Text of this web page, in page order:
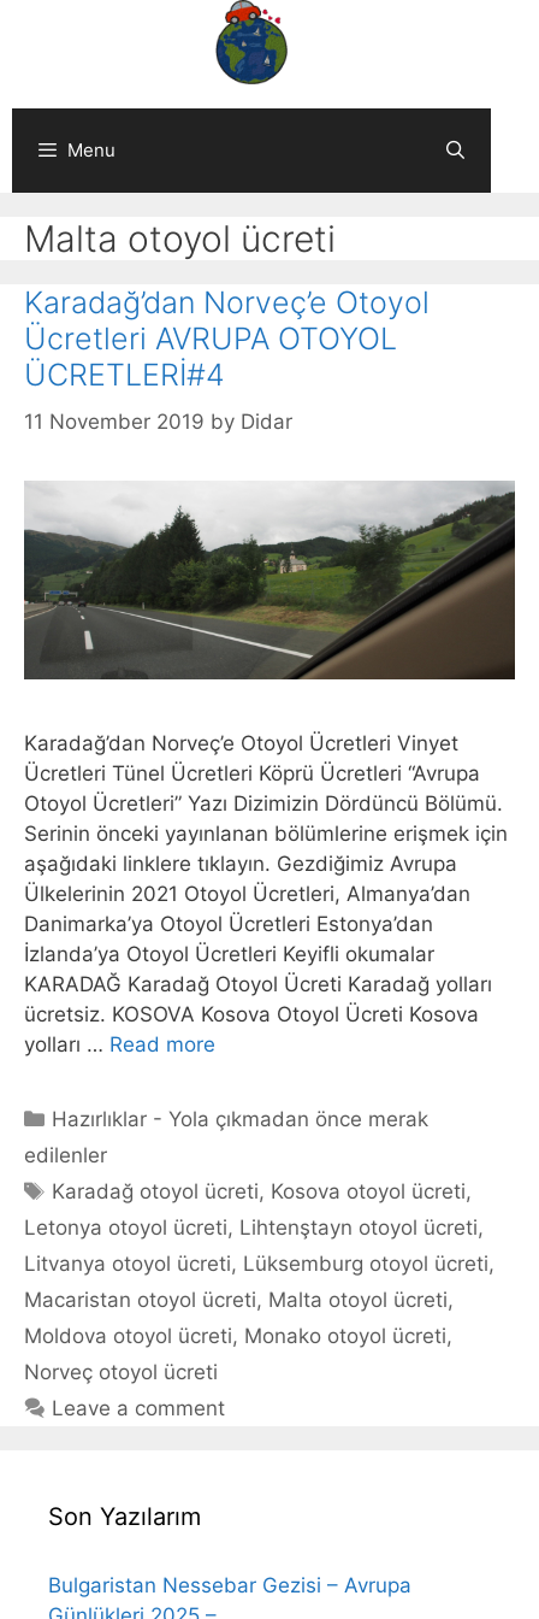
Menu
Malta otoyol ücreti
Karadağ’dan Norveç’e Otoyol
Ücretleri AVRUPA OTOYOL
ÜCRETLERİ#4
11 November 2019 by Didar
Karadağ’dan Norveç’e Otoyol Ücretleri Vinyet
Ücretleri Tünel Ücretleri Köprü Ücretleri “Avrupa
Otoyol Ücretleri” Yazı Dizimizin Dördüncü Bölümü.
Serinin önceki yayınlanan bölümlerine erişmek için
aşağıdaki linklere tıklayın. Gezdiğimiz Avrupa
Ülkelerinin 2021 Otoyol Ücretleri, Almanya’dan
Danimarka’ya Otoyol Ücretleri Estonya’dan
İzlanda’ya Otoyol Ücretleri Keyifli okumalar
KARADAĞ Karadağ Otoyol Ücreti Karadağ yolları
ücretsiz. KOSOVA Kosova Otoyol Ücreti Kosova
yolları … Read more
Categories
Hazırlıklar - Yola çıkmadan önce merak
edilenler
Tags
Karadağ otoyol ücreti, Kosova otoyol ücreti,
Letonya otoyol ücreti, Lihtenştayn otoyol ücreti,
Litvanya otoyol ücreti, Lüksemburg otoyol ücreti,
Macaristan otoyol ücreti, Malta otoyol ücreti,
Moldova otoyol ücreti, Monako otoyol ücreti,
Norveç otoyol ücreti
Leave a comment
Son Yazılarım
Bulgaristan Nessebar Gezisi – Avrupa